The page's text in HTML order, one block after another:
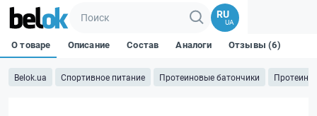
RU
UA
Belok.ua Спортивное питание Протеиновые батончики
О товаре Описание Состав Аналоги Отзывы (6)